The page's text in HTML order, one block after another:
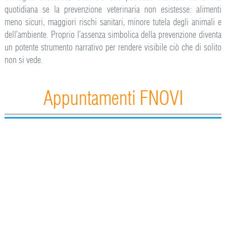
quotidiana se la prevenzione veterinaria non esistesse: alimenti
meno sicuri, maggiori rischi sanitari, minore tutela degli animali e
dell’ambiente. Proprio l’assenza simbolica della prevenzione diventa
un potente strumento narrativo per rendere visibile ciò che di solito
non si vede.
Appuntamenti FNOVI